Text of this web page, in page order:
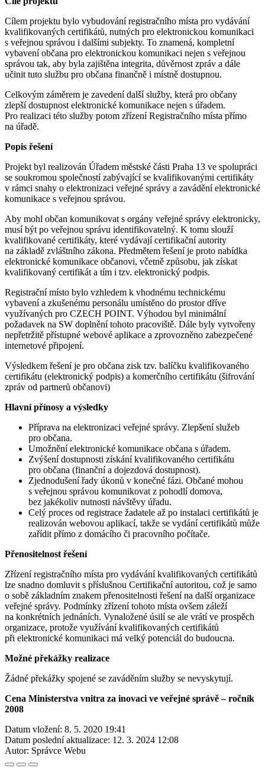
Cílem projektu bylo vybudování registračního místa pro vydávání
kvalifikovaných certifikátů, nutných pro elektronickou komunikaci
s veřejnou správou i dalšími subjekty. To znamená, kompletní
vybavení občana pro elektronickou komunikaci nejen s veřejnou
správou tak, aby byla zajištěna integrita, důvěrnost zpráv a dále
učinit tuto službu pro občana finančně i místně dostupnou.
Celkovým záměrem je zavedení další služby, která pro občany
zlepší dostupnost elektronické komunikace nejen s úřadem.
Pro realizaci této služby potom zřízení Registračního místa přímo
na úřadě.
Popis řešení
Projekt byl realizován Úřadem městské části Praha 13 ve spolupráci
se soukromou společností zabývající se kvalifikovanými certifikáty
v rámci snahy o elektronizaci veřejné správy a zavádění elektronické
komunikace s veřejnou správou.
Aby mohl občan komunikovat s orgány veřejné správy elektronicky,
musí být po veřejnou správu identifikovatelný. K tomu slouží
kvalifikované certifikáty, které vydávají certifikační autority
na základě zvláštního zákona. Předmětem řešení je proto nabídka
elektronické komunikace občanovi, včetně způsobu, jak získat
kvalifikovaný certifikát a tím i tzv. elektronický podpis.
Registrační místo bylo vzhledem k vhodnému technickému
vybavení a zkušenému personálu umístěno do prostor dříve
využívaných pro CZECH POINT. Výhodou byl minimální
požadavek na SW doplnění tohoto pracoviště. Dále byly vytvořeny
nepřetržitě přístupné webové aplikace a zprovozněno zabezpečené
internetové připojení.
Výsledkem řešení je pro občana zisk tzv. balíčku kvalifikovaného
certifikátu (elektronický podpis) a komerčního certifikátu (šifrování
zpráv od partnerů občanovi)
Hlavní přínosy a výsledky
Příprava na elektronizaci veřejné správy. Zlepšení služeb
pro občana.
Umožnění elektronické komunikace občana s úřadem.
Zvýšení dostupnosti získání kvalifikovaného certifikátu
pro občana (finanční a dojezdová dostupnost).
Zjednodušení řady úkonů v konečné fázi. Občané mohou
s veřejnou správou komunikovat z pohodlí domova,
bez jakékoliv nutnosti návštěvy úřadu.
Celý proces od registrace žadatele až po instalaci certifikátů je
realizován webovou aplikací, takže se vydání certifikátů může
zařídit přímo z domácího či pracovního počítače.
Přenositelnost řešení
Zřízení registračního místa pro vydávání kvalifikovaných certifikátů
lze snadno domluvit s příslušnou Certifikační autoritou, což je samo
o sobě základním znakem přenositelnosti řešení na další organizace
veřejné správy. Podmínky zřízení tohoto místa ovšem záleží
na konkrétních jednáních. Vynaložené úsilí se ale vrátí ve prospěch
organizace, protože využívání kvalifikovaných certifikátů
při elektronické komunikaci má velký potenciál do budoucna.
Možné překážky realizace
Žádné překážky spojené se zaváděním služby se nevyskytují.
Cena Ministerstva vnitra za inovaci ve veřejné správě – ročník
2008
Datum vložení: 8. 5. 2020 19:41
Datum poslední aktualizace: 12. 3. 2024 12:08
Autor: Správce Webu